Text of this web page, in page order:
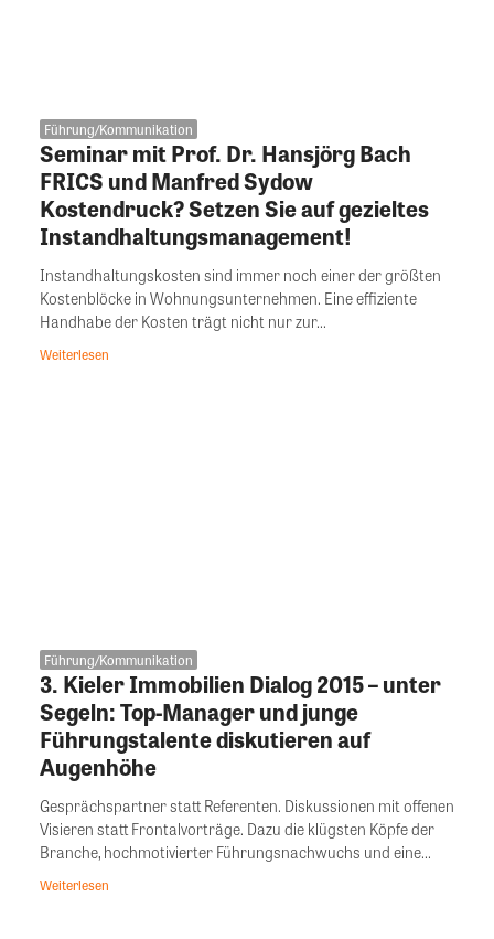
Führung/Kommunikation
Seminar mit Prof. Dr. Hansjörg Bach
FRICS und Manfred Sydow
Kostendruck? Setzen Sie auf gezieltes
Instandhaltungsmanagement!
Instandhaltungskosten sind immer noch einer der größten
Kostenblöcke in Wohnungsunternehmen. Eine effiziente
Handhabe der Kosten trägt nicht nur zur...
Weiterlesen
Führung/Kommunikation
3. Kieler Immobilien Dialog 2015 – unter
Segeln: Top-Manager und junge
Führungstalente diskutieren auf
Augenhöhe
Gesprächspartner statt Referenten. Diskussionen mit offenen
Visieren statt Frontalvorträge. Dazu die klügsten Köpfe der
Branche, hochmotivierter Führungsnachwuchs und eine...
Weiterlesen